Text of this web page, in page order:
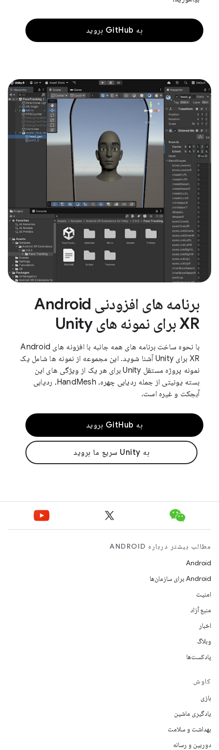
به GitHub بروید
برنامه های افزودنی Android
XR برای نمونه های Unity
با نحوه ساخت برنامه های همه جانبه با افزونه های Android
XR برای Unity آشنا شوید. این مجموعه از نمونه ها شامل یک
نمونه پروژه مستقل Unity برای هر یک از ویژگی های این
بسته یونیتی از جمله ردیابی چهره، HandMesh، ردیابی
آبجکت و غیره است.
به GitHub بروید
به Unity سریع ما بروید
مطالب بیشتر درباره ANDROID
Android
Android برای سازمان‌ها
امنیت
منبع آزاد
اخبار
وبلاگ
پادکست‌ها
کاوش
بازی
یادگیری ماشین
بهداشت و سلامت
دوربین و رسانه